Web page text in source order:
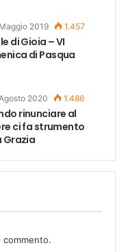
2019 1.457
di Gioia – VI
di Pasqua
2020 1.486
rinunciare al
ci fa strumento
Grazia
commento.